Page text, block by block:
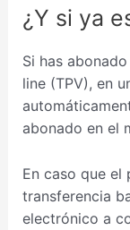
¿Y si ya
Si has
line (TPV), en
abonado en el
En caso que el
transferencia
electrónico a